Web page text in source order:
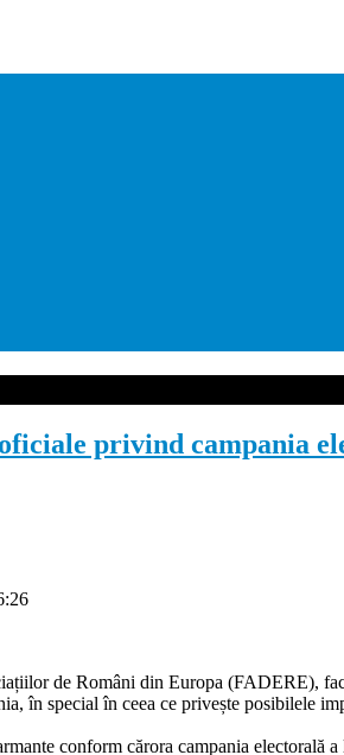
privind campania
de Români din Europa (FADERE),
în special în ceea ce privește posibilele
conform cărora campania electorală